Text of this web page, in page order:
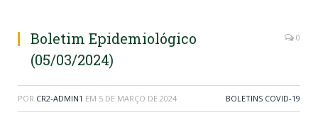
Boletim Epidemiológico
(05/03/2024)
0
POR CR2-ADMIN1 EM 5 DE MARÇO DE 2024 BOLETINS COVID-19